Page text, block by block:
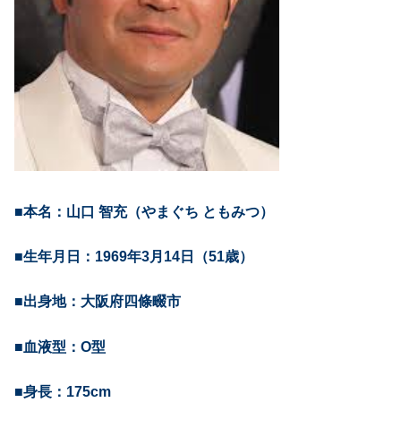
■本名：山口 智充（やまぐち ともみつ）
■生年月日：1969年3月14日（51歳）
■出身地：大阪府四條畷市
■血液型：O型
■身長：175cm